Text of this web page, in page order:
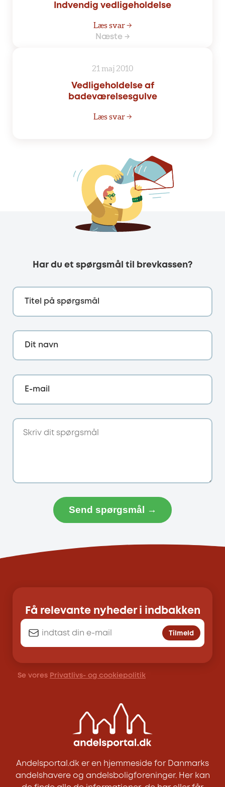
Indvendig vedligeholdelse
Læs svar →
Næste →
21 maj 2010
Vedligeholdelse af
badeværelsesgulve
Læs svar →
Har du et spørgsmål til brevkassen?
Titel på spørgsmål
Dit navn
E-mail
Send spørgsmål →
Få relevante nyheder i indbakken
Tilmeld
Se vores Privatlivs- og cookiepolitik
Andelsportal.dk er en hjemmeside for Danmarks
andelshavere og andelsboligforeninger. Her kan